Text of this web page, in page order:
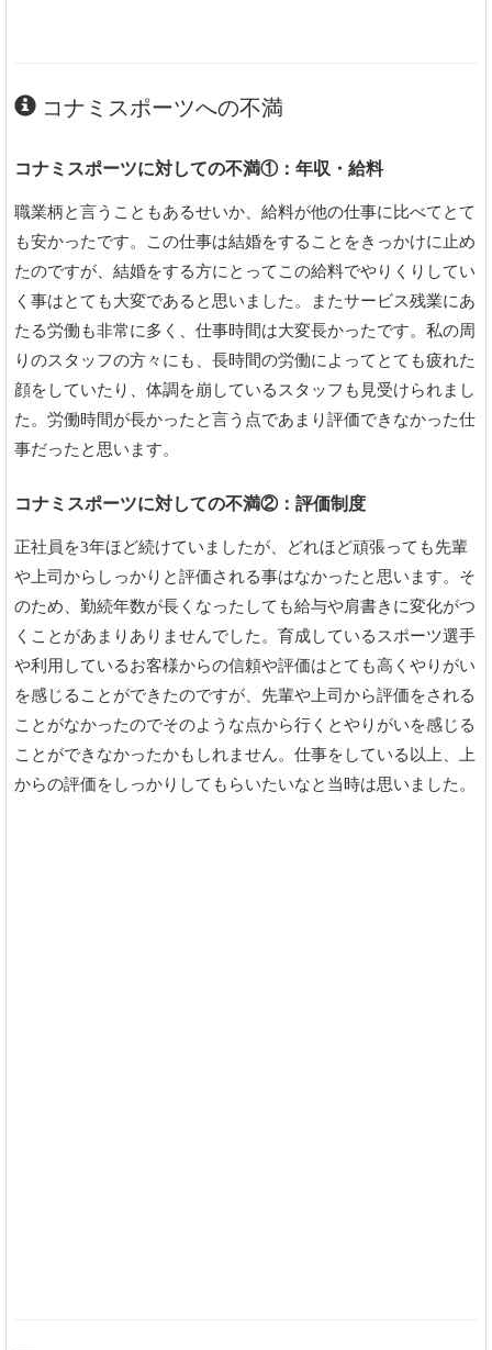
コナミスポーツへの不満
コナミスポーツに対しての不満①：年収・給料
職業柄と言うこともあるせいか、給料が他の仕事に比べてとて
も安かったです。この仕事は結婚をすることをきっかけに止め
たのですが、結婚をする方にとってこの給料でやりくりしてい
く事はとても大変であると思いました。またサービス残業にあ
たる労働も非常に多く、仕事時間は大変長かったです。私の周
りのスタッフの方々にも、長時間の労働によってとても疲れた
顔をしていたり、体調を崩しているスタッフも見受けられまし
た。労働時間が長かったと言う点であまり評価できなかった仕
事だったと思います。
コナミスポーツに対しての不満②：評価制度
正社員を3年ほど続けていましたが、どれほど頑張っても先輩
や上司からしっかりと評価される事はなかったと思います。そ
のため、勤続年数が長くなったしても給与や肩書きに変化がつ
くことがあまりありませんでした。育成しているスポーツ選手
や利用しているお客様からの信頼や評価はとても高くやりがい
を感じることができたのですが、先輩や上司から評価をされる
ことがなかったのでそのような点から行くとやりがいを感じる
ことができなかったかもしれません。仕事をしている以上、上
からの評価をしっかりしてもらいたいなと当時は思いました。